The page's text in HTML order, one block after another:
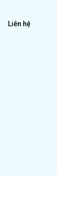
Liên hệ